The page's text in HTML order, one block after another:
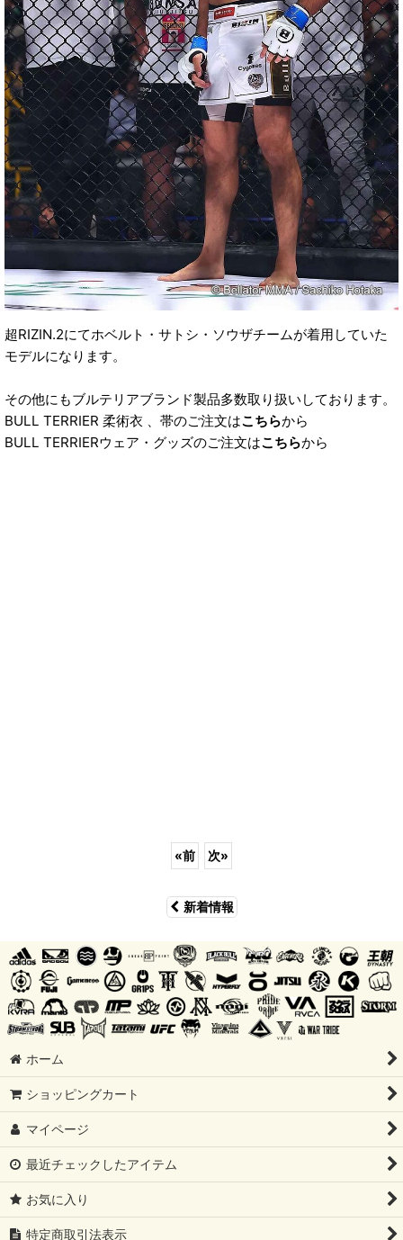
超RIZIN.2にてホベルト・サトシ・ソウザチームが着用していた
モデルになります。
その他にもブルテリアブランド製品多数取り扱いしております。
BULL TERRIER 柔術衣 、帯のご注文はこちらから
BULL TERRIERウェア・グッズのご注文はこちらから
«前 次»
新着情報
ホーム
ショッピングカート
マイページ
最近チェックしたアイテム
お気に入り
特定商取引法表示